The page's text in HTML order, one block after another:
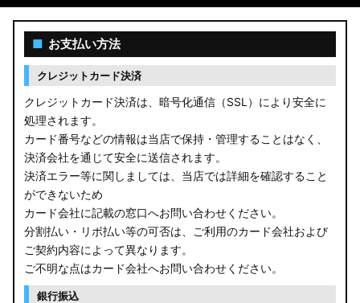
■ お支払い方法
クレジットカード決済
クレジットカード決済は、暗号化通信（SSL）により安全に
処理されます。
カード番号などの情報は当店で保持・管理することはなく、
決済会社を通じて安全に送信されます。
決済エラー等に関しましては、当店では詳細を確認すること
ができないため
カード会社に記載の窓口へお問い合わせください。
分割払い・リボ払い等の可否は、ご利用のカード会社および
ご契約内容によって異なります。
ご不明な点はカード会社へお問い合わせください。
銀行振込